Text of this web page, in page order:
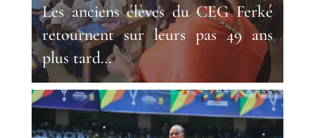
Les anciens élèves du CEG Ferké
retournent sur leurs pas 49 ans
plus tard…